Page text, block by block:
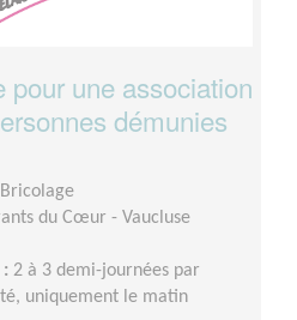
pour une association
démunies
du Cœur - Vaucluse
2 à 3 demi-journées par
uniquement le matin